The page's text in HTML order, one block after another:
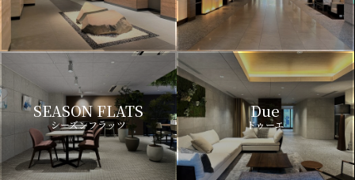
SEASON FLATS
シーズンフラッツ
Due
ドゥーエ